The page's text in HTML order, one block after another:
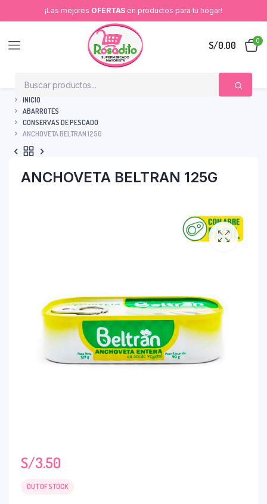
¡Las mejores OFERTAS en productos para tu hogar!
S/0.00 0
INICIO
ABARROTES
CONSERVAS DE PESCADO
ANCHOVETA BELTRAN 125G
ANCHOVETA BELTRAN 125G
S/3.50
OUT OF STOCK